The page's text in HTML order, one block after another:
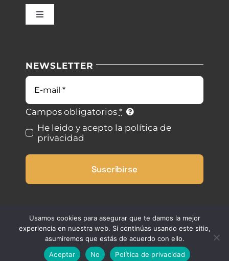
Blog
Contacto
Toggle
Condiciones de uso
Ley de cookies
Desistimiento
NEWSLETTER
Campos obligatorios *
He leido y acepto la política de
privacidad
Suscribirse
Usamos cookies para asegurar que te damos la mejor
experiencia en nuestra web. Si continúas usando este sitio,
asumiremos que estás de acuerdo con ello.
Aceptar
No Política de privacidad